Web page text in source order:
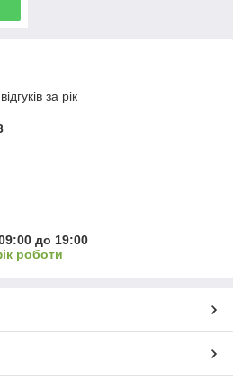
за рік
до 19:00
роботи